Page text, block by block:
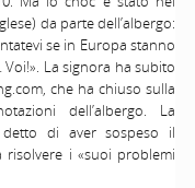
da parte dell’albergo:
se in Europa stanno
La signora ha subito
che ha chiuso sulla
dell’albergo. La
di aver sospeso il
i «suoi problemi